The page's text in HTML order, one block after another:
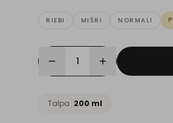
RIEBI MIŠRI NORMALI
1
Talpa 200 ml